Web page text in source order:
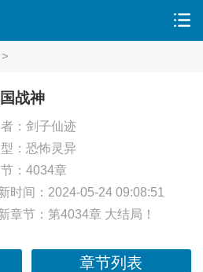
>
战神
： 剑子仙迹
： 恐怖灵异
：4034章
时间：2024-05-24 09:08:51
章节： 第4034章 大结局！
章节列表